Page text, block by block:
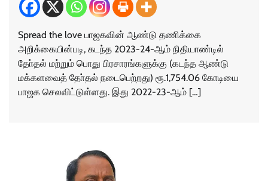
Spread the love பாஜகவின் ஆண்டு தணிக்கை
அறிக்கையின்படி, கடந்த 2023-24-ஆம் நிதியாண்டில்
தோ்தல் மற்றும் பொது பிரசாரங்களுக்கு (கடந்த ஆண்டு
மக்களவைத் தோ்தல் நடைபெற்றது) ரூ.1,754.06 கோடியை
பாஜக செலவிட்டுள்ளது. இது 2022-23-ஆம் […]